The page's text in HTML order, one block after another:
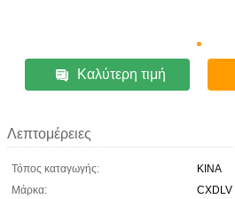
Καλύτερη τιμή
Λεπτομέρειες
Τόπος καταγωγής:
ΚΙΝΑ
Μάρκα:
CXDLV